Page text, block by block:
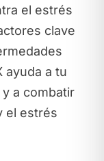
el estrés
clave
ayuda a tu
a combatir
el estrés